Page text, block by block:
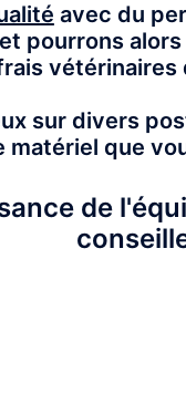
avec du
pourrons
vétérinaires
sur divers
matériel que
de